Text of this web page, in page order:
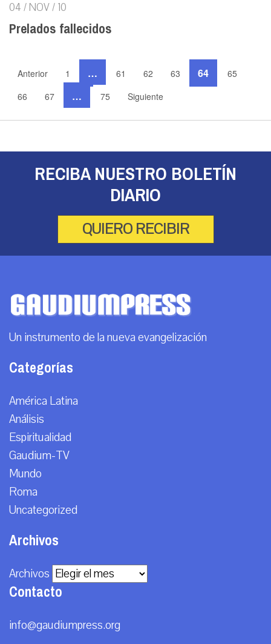
04 / NOV / 10
Prelados fallecidos
Anterior 1 … 61 62 63 64
65
66
67 … 75 Siguiente
RECIBA NUESTRO BOLETÍN
DIARIO
QUIERO RECIBIR
Un instrumento de la nueva evangelización
Categorías
América Latina
Análisis
Espiritualidad
Gaudium-TV
Mundo
Roma
Uncategorized
Archivos
Archivos
Contacto
info@gaudiumpress.org